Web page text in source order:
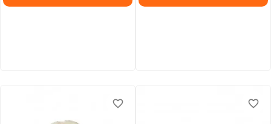
favorite_border favorite_border